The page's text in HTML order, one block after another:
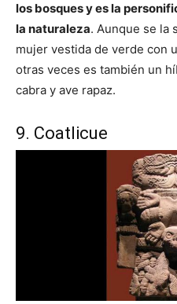
los bosques y es la
la naturaleza. Aunque se la
mujer vestida de verde con
otras veces es también un
cabra y ave rapaz.
9. Coatlicue